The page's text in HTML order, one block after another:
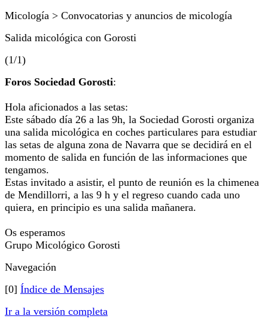
Micología > Convocatorias y anuncios de micología
Salida micológica con Gorosti
(1/1)
Foros Sociedad Gorosti:
Hola aficionados a las setas:
Este sábado día 26 a las 9h, la Sociedad Gorosti organiza
una salida micológica en coches particulares para estudiar
las setas de alguna zona de Navarra que se decidirá en el
momento de salida en función de las informaciones que
tengamos.
Estas invitado a asistir, el punto de reunión es la chimenea
de Mendillorri, a las 9 h y el regreso cuando cada uno
quiera, en principio es una salida mañanera.
Os esperamos
Grupo Micológico Gorosti
Navegación
[0] Índice de Mensajes
Ir a la versión completa